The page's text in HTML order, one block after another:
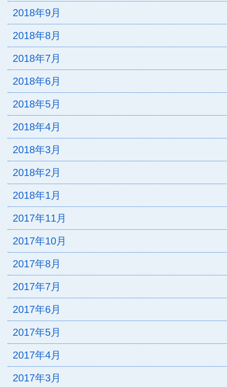
2018年9月
2018年8月
2018年7月
2018年6月
2018年5月
2018年4月
2018年3月
2018年2月
2018年1月
2017年11月
2017年10月
2017年8月
2017年7月
2017年6月
2017年5月
2017年4月
2017年3月